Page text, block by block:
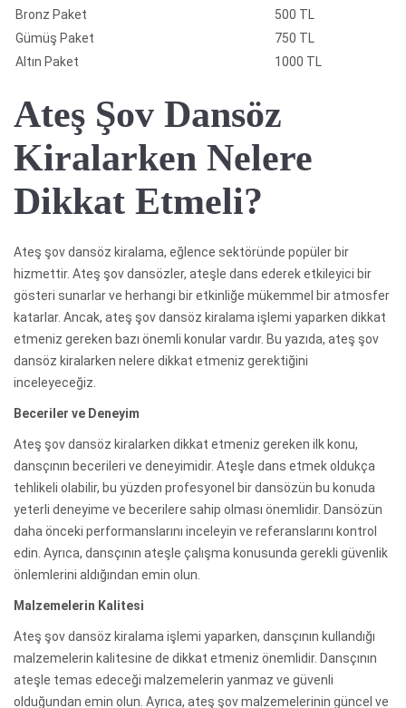
Bronz Paket
500 TL
Gümüş Paket
750 TL
Altın Paket
1000 TL
Ateş Şov Dansöz
Kiralarken Nelere
Dikkat Etmeli?
Ateş şov dansöz kiralama, eğlence sektöründe popüler bir
hizmettir. Ateş şov dansözler, ateşle dans ederek etkileyici bir
gösteri sunarlar ve herhangi bir etkinliğe mükemmel bir atmosfer
katarlar. Ancak, ateş şov dansöz kiralama işlemi yaparken dikkat
etmeniz gereken bazı önemli konular vardır. Bu yazıda, ateş şov
dansöz kiralarken nelere dikkat etmeniz gerektiğini
inceleyeceğiz.
Beceriler ve Deneyim
Ateş şov dansöz kiralarken dikkat etmeniz gereken ilk konu,
dansçının becerileri ve deneyimidir. Ateşle dans etmek oldukça
tehlikeli olabilir, bu yüzden profesyonel bir dansözün bu konuda
yeterli deneyime ve becerilere sahip olması önemlidir. Dansözün
daha önceki performanslarını inceleyin ve referanslarını kontrol
edin. Ayrıca, dansçının ateşle çalışma konusunda gerekli güvenlik
önlemlerini aldığından emin olun.
Malzemelerin Kalitesi
Ateş şov dansöz kiralama işlemi yaparken, dansçının kullandığı
malzemelerin kalitesine de dikkat etmeniz önemlidir. Dansçının
ateşle temas edeceği malzemelerin yanmaz ve güvenli
olduğundan emin olun. Ayrıca, ateş şov malzemelerinin güncel ve